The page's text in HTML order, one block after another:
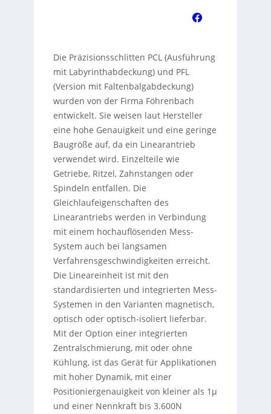
Die Präzisionsschlitten PCL (Ausführung
mit Labyrinthabdeckung) und PFL
(Version mit Faltenbalgabdeckung)
wurden von der Firma Föhrenbach
entwickelt. Sie weisen laut Hersteller
eine hohe Genauigkeit und eine geringe
Baugröße auf, da ein Linearantrieb
verwendet wird. Einzelteile wie
Getriebe, Ritzel, Zahnstangen oder
Spindeln entfallen. Die
Gleichlaufeigenschaften des
Linearantriebs werden in Verbindung
mit einem hochauflösenden Mess-
System auch bei langsamen
Verfahrensgeschwindigkeiten erreicht.
Die Lineareinheit ist mit den
standardisierten und integrierten Mess-
Systemen in den Varianten magnetisch,
optisch oder optisch-isoliert lieferbar.
Mit der Option einer integrierten
Zentralschmierung, mit oder ohne
Kühlung, ist das Gerät für Applikationen
mit hoher Dynamik, mit einer
Positioniergenauigkeit von kleiner als 1µ
und einer Nennkraft bis 3.600N